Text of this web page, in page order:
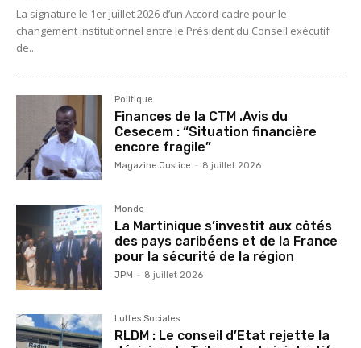
La signature le 1er juillet 2026 d’un Accord-cadre pour le
changement institutionnel entre le Président du Conseil exécutif
de...
Politique
Finances de la CTM .Avis du
Cesecem : “Situation financière
encore fragile”
Magazine Justice - 8 juillet 2026
Monde
La Martinique s’investit aux côtés
des pays caribéens et de la France
pour la sécurité de la région
JPM - 8 juillet 2026
Luttes Sociales
RLDM : Le conseil d’Etat rejette la